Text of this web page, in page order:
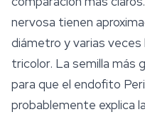
nervosa tienen
diámetro y varias veces
tricolor. La semilla más
para que el endofito
probablemente explica